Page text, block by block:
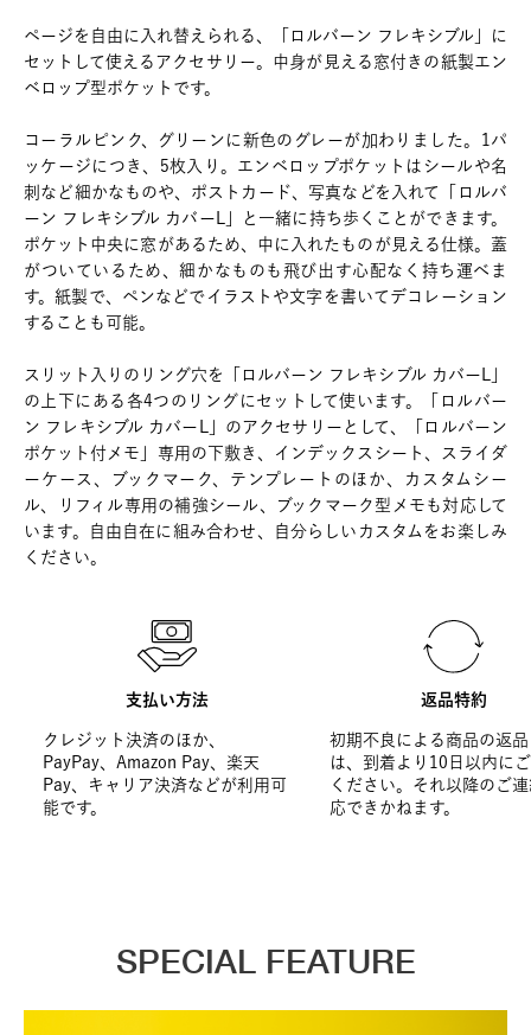
ページを自由に入れ替えられる、「ロルバーン フレキシブル」に
セットして使えるアクセサリー。中身が見える窓付きの紙製エン
ベロップ型ポケットです。
コーラルピンク、グリーンに新色のグレーが加わりました。1パ
ッケージにつき、5枚入り。エンベロップポケットはシールや名
刺など細かなものや、ポストカード、写真などを入れて「ロルバ
ーン フレキシブル カバーL」と一緒に持ち歩くことができます。
ポケット中央に窓があるため、中に入れたものが見える仕様。蓋
がついているため、細かなものも飛び出す心配なく持ち運べま
す。紙製で、ペンなどでイラストや文字を書いてデコレーション
することも可能。
スリット入りのリング穴を「ロルバーン フレキシブル カバーL」
の上下にある各4つのリングにセットして使います。「ロルバー
ン フレキシブル カバーL」のアクセサリーとして、「ロルバーン
ポケット付メモ」専用の下敷き、インデックスシート、スライダ
ーケース、ブックマーク、テンプレートのほか、カスタムシー
ル、リフィル専用の補強シール、ブックマーク型メモも対応して
います。自由自在に組み合わせ、自分らしいカスタムをお楽しみ
ください。
支払い方法
クレジット決済のほか、
PayPay、Amazon Pay、楽天
Pay、キャリア決済などが利用可
能です。
返品特約
初期不良による商品の返
は、到着より10日以内に
ください。それ以降のご
応できかねます。
SPECIAL FEATURE